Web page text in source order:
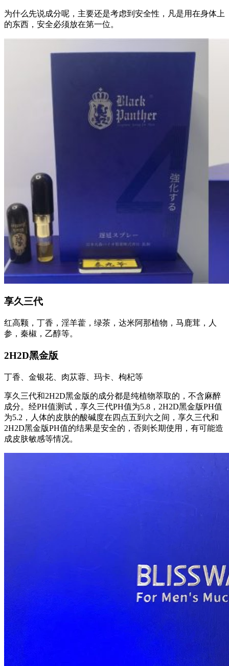
为什么先说成分呢，主要还是考虑到安全性，凡是用在身体上
的东西，安全必须放在第一位。
享久三代
红高颗，丁香，淫羊藿，绿茶，达米阿那植物，马鹿茸，人
参，秦椒，乙醇等。
2H2D黑金版
丁香、金银花、肉苁蓉、玛卡、枸杞等
享久三代和2H2D黑金版的成分都是纯植物萃取的，不含麻醉
成分。经PH值测试，享久三代PH值为5.8，2H2D黑金版PH值
为5.2，人体的皮肤的酸碱度在四点五到六之间，享久三代和
2H2D黑金版PH值的结果是安全的，否则长期使用，有可能造
成皮肤敏感等情况。